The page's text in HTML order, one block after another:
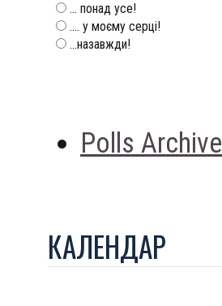
... понад усе!
.... у моєму серці!
...назавжди!
Polls Archive
КАЛЕНДАР